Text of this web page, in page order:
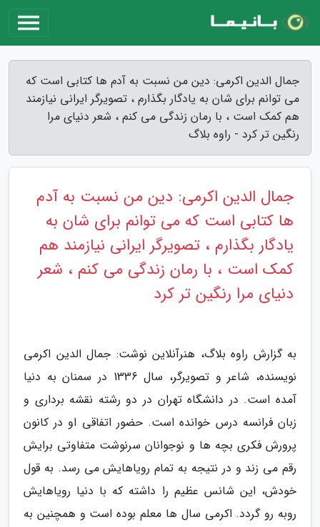
جمال الدین اکرمی: دین من نسبت به آدم ها کتابی است که
می توانم برای شان به یادگار بگذارم ، تصویرگر ایرانی نیازمند
هم کمک است ، با رمان زندگی می کنم ، شعر دنیای مرا
رنگین تر کرد - راوه بلاگ
جمال الدین اکرمی: دین من نسبت به آدم
ها کتابی است که می توانم برای شان به
یادگار بگذارم ، تصویرگر ایرانی نیازمند هم
کمک است ، با رمان زندگی می کنم ، شعر
دنیای مرا رنگین تر کرد
به گزارش راوه بلاگ، هنرآنلاین نوشت: جمال الدین اکرمی
نویسنده، شاعر و تصویرگر، سال 1336 در سمنان به دنیا
آمده است. در دانشگاه تهران در دو رشته نقشه برداری و
زبان فرانسه درس خوانده است. حضور اتفاقی او در کانون
پرورش فکری بچه ها و نوجوانان سرنوشت متفاوتی برایش
رقم می زند و در نتیجه به تمام رویاهایش می رسد. به قول
خودش، این شانس عظیم را داشته که با دنیا رویاهایش
روبه رو گردد. اکرمی سال ها معلم بوده است و همچنین به